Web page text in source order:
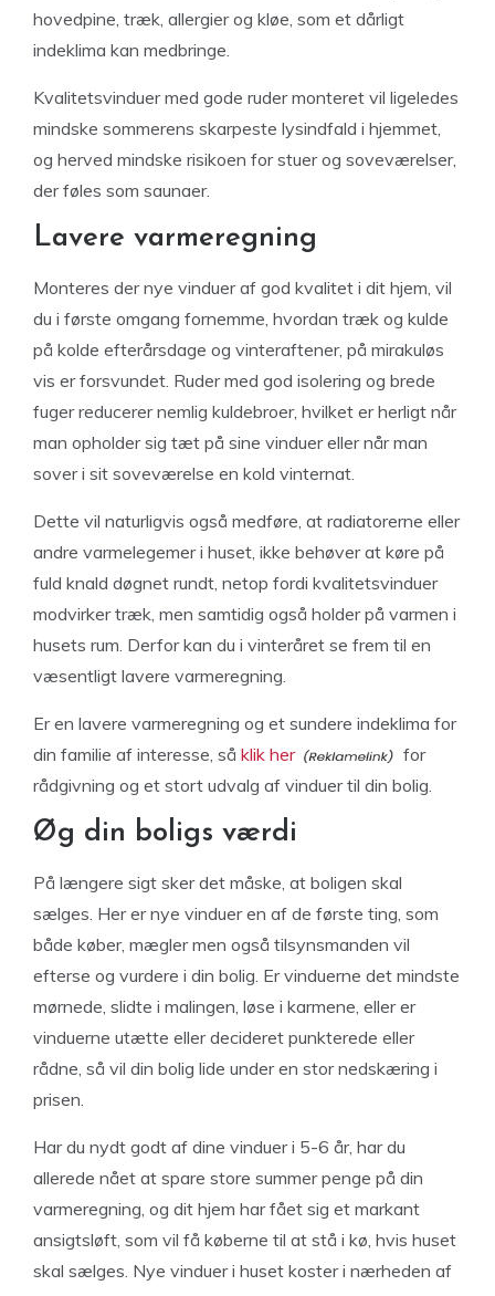
hovedpine, træk, allergier og kløe, som et dårligt
indeklima kan medbringe.
Kvalitetsvinduer med gode ruder monteret vil ligeledes
mindske sommerens skarpeste lysindfald i hjemmet,
og herved mindske risikoen for stuer og soveværelser,
der føles som saunaer.
Lavere varmeregning
Monteres der nye vinduer af god kvalitet i dit hjem, vil
du i første omgang fornemme, hvordan træk og kulde
på kolde efterårsdage og vinteraftener, på mirakuløs
vis er forsvundet. Ruder med god isolering og brede
fuger reducerer nemlig kuldebroer, hvilket er herligt når
man opholder sig tæt på sine vinduer eller når man
sover i sit soveværelse en kold vinternat.
Dette vil naturligvis også medføre, at radiatorerne eller
andre varmelegemer i huset, ikke behøver at køre på
fuld knald døgnet rundt, netop fordi kvalitetsvinduer
modvirker træk, men samtidig også holder på varmen i
husets rum. Derfor kan du i vinteråret se frem til en
væsentligt lavere varmeregning.
Er en lavere varmeregning og et sundere indeklima for
din familie af interesse, så klik her
for
rådgivning og et stort udvalg af vinduer til din bolig.
Øg din boligs værdi
På længere sigt sker det måske, at boligen skal
sælges. Her er nye vinduer en af de første ting, som
både køber, mægler men også tilsynsmanden vil
efterse og vurdere i din bolig. Er vinduerne det mindste
mørnede, slidte i malingen, løse i karmene, eller er
vinduerne utætte eller decideret punkterede eller
rådne, så vil din bolig lide under en stor nedskæring i
prisen.
Har du nydt godt af dine vinduer i 5-6 år, har du
allerede nået at spare store summer penge på din
varmeregning, og dit hjem har fået sig et markant
ansigtsløft, som vil få køberne til at stå i kø, hvis huset
skal sælges. Nye vinduer i huset koster i nærheden af